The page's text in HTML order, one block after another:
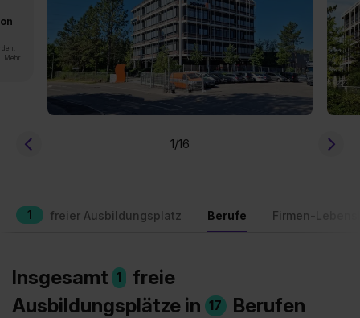
Mehr
1/16
1 freier Ausbildungsplatz Berufe Firmen-
Insgesamt 1
freie
Ausbildungsplätze in 17 Berufen